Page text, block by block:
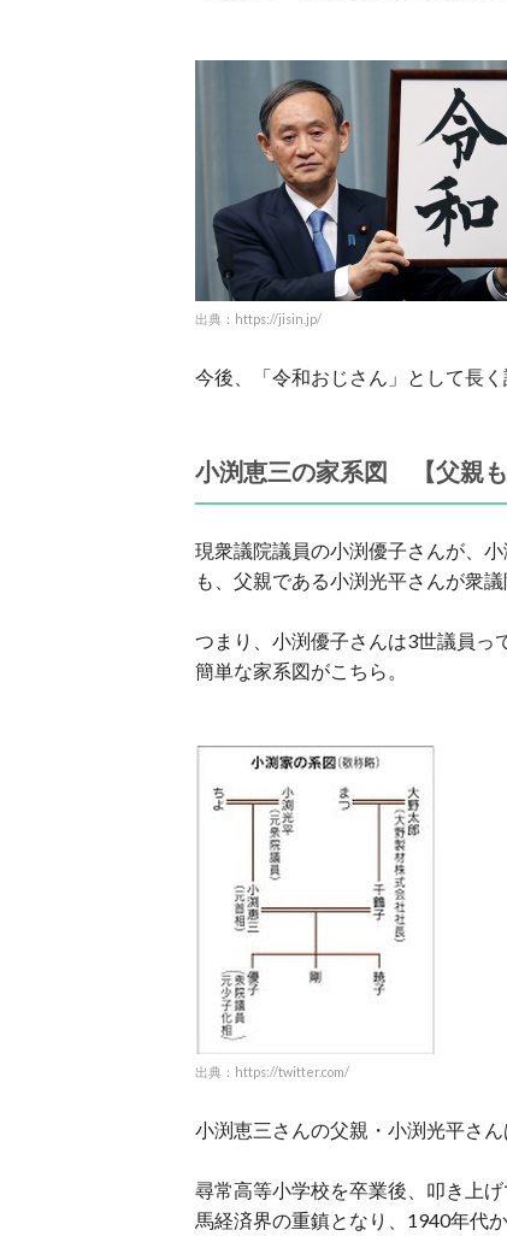
出典：https://jisin.jp/
今後、「令和おじさん」として長く
小渕恵三の家系図 【父親も
現衆議院議員の小渕優子さんが、
も、父親である小渕光平さんが衆
つまり、小渕優子さんは3世議員っ
簡単な家系図がこちら。
出典：https://twitter.com/
小渕恵三さんの父親・小渕光平さ
尋常高等小学校を卒業後、叩き上
馬経済界の重鎮となり、1940年代